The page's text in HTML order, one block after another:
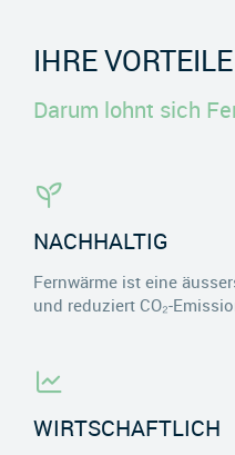
IHRE VORTEILE
Darum lohnt sich
NACHHALTIG
Fernwärme ist eine
und reduziert CO₂-
WIRTSCHAFTLICH